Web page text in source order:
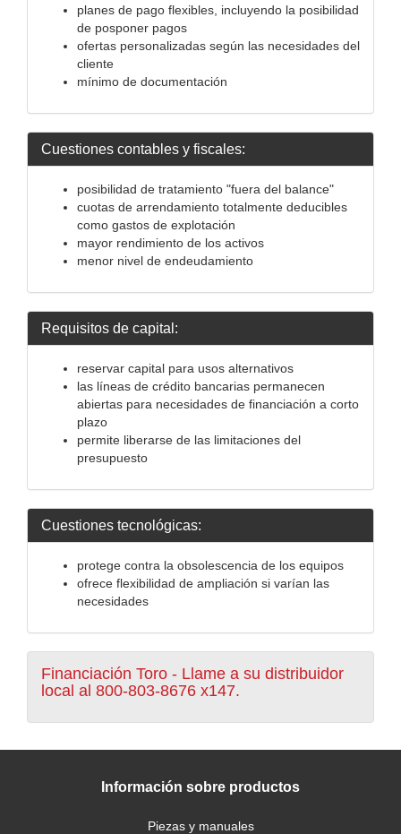
planes de pago flexibles, incluyendo la posibilidad
de posponer pagos
ofertas personalizadas según las necesidades del
cliente
mínimo de documentación
Cuestiones contables y fiscales:
posibilidad de tratamiento "fuera del balance"
cuotas de arrendamiento totalmente deducibles
como gastos de explotación
mayor rendimiento de los activos
menor nivel de endeudamiento
Requisitos de capital:
reservar capital para usos alternativos
las líneas de crédito bancarias permanecen
abiertas para necesidades de financiación a corto
plazo
permite liberarse de las limitaciones del
presupuesto
Cuestiones tecnológicas:
protege contra la obsolescencia de los equipos
ofrece flexibilidad de ampliación si varían las
necesidades
Financiación Toro - Llame a su distribuidor
local al 800-803-8676 x147.
Información sobre productos
Piezas y manuales